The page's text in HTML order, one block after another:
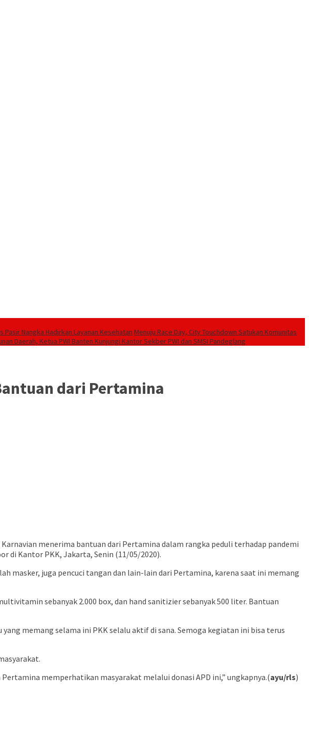
Pasir Nangka Hadirkan Layanan Kesehatan Menuju Race Day, City Touchdown Satukan Komunitas
Daerah, Ketua PWI Banten Kunjungi Kantor Sekber PWI dan SMSI Pandeglang
dari Pertamina
menerima bantuan dari Pertamina dalam rangka peduli terhadap pandemi
di Kantor PKK, Jakarta, Senin (11/05/2020).
masker, juga pencuci tangan dan lain-lain dari Pertamina, karena saat ini memang
sebanyak 2.000 box, dan hand sanitizier sebanyak 500 liter. Bantuan
memang selama ini PKK selalu aktif di sana. Semoga kegiatan ini bisa terus
memperhatikan masyarakat melalui donasi APD ini,” ungkapnya.(ayu/rls)